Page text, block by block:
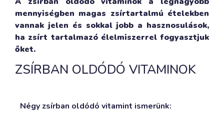
mennyiségben magas zsírtartalmú ételekben
vannak jelen és sokkal jobb a hasznosulások,
ha zsírt tartalmazó élelmiszerrel fogyasztjuk
őket.
ZSÍRBAN OLDÓDÓ VITAMINOK
Négy zsírban oldódó vitamint ismerünk: